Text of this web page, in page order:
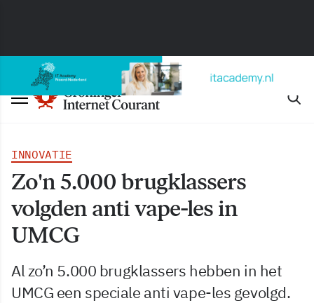
INNOVATIE
Zo'n 5.000 brugklassers
volgden anti vape-les in
UMCG
Al zo’n 5.000 brugklassers hebben in het
UMCG een speciale anti vape-les gevolgd.